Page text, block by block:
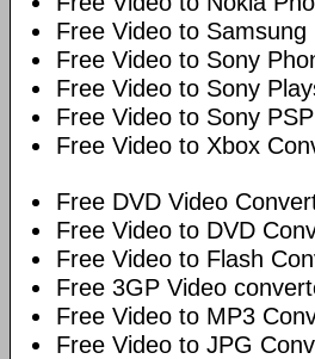
Free Video to
Free Video to Sony
Free Video to Sony
Free Video to Sony
Free Video to Xbox
Free DVD Video
Free Video to DVD
Free Video to Flash
Free 3GP Video
Free Video to MP3
Free Video to JPG